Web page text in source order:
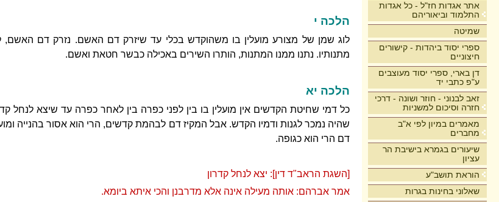
אתר אגדות חז"ל - כל אגדות
התלמוד וביאוריהם
שמיטה
ספרי יסוד ביהדות - קישורים
חיצוניים
דן בארי, ספרי יסוד מעוצבים
ע"פ כתבי יד
זאב לבנוני - חוזר ושונה - דרכי
חזרה וסיכום למשניות
מאמרים במיון לפי א"ב
מחברים
שיעורים בגמרא בישיבת הר
עציון
הוראת תושב"ע
שאלוני בחינות בגרות
הלכה י
לוג שמן של מצורע מועלין בו משהוקדש בכלי עד שיזרק דם האשם. נזרק דם האשם, לא
מתנותיו. נתנו ממנו המתנות, הותרו השירים באכילה כבשר חטאת ואשם.
הלכה יא
כל דמי שחיטת הקדשים אין מועלין בו בין לפני כפרה בין לאחר כפרה עד שיצא לנחל
שהיה נמכר לגנות ודמיו הקדש. אבל המקיז דם לבהמת קדשים, הרי הוא אסור בהנייה
דם הרי הוא כגופה.
[השגת הראב"ד דין]: יצא לנחל קדרון
אמר אברהם: אותה מעילה אינה אלא מדרבנן והכי איתא ביומא.